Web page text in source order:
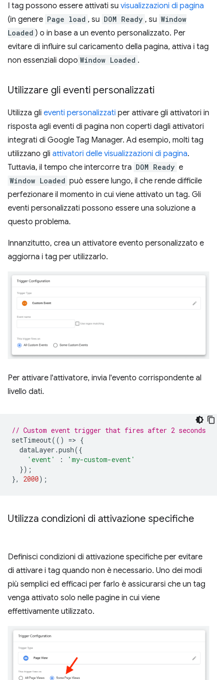
I tag possono essere attivati su visualizzazioni di pagina
(in genere Page load , su DOM Ready , su Window
Loaded ) o in base a un evento personalizzato. Per
evitare di influire sul caricamento della pagina, attiva i tag
non essenziali dopo Window Loaded .
Utilizzare gli eventi personalizzati
Utilizza gli eventi personalizzati per attivare gli attivatori in
risposta agli eventi di pagina non coperti dagli attivatori
integrati di Google Tag Manager. Ad esempio, molti tag
utilizzano gli attivatori delle visualizzazioni di pagina.
Tuttavia, il tempo che intercorre tra DOM Ready e
Window Loaded può essere lungo, il che rende difficile
perfezionare il momento in cui viene attivato un tag. Gli
eventi personalizzati possono essere una soluzione a
questo problema.
Innanzitutto, crea un attivatore evento personalizzato e
aggiorna i tag per utilizzarlo.
Per attivare l'attivatore, invia l'evento corrispondente al
livello dati.
// Custom event trigger that fires after 2 seconds
setTimeout(() => {
dataLayer .push({
'event'
:
'my-custom-event'
});
},
2000);
Utilizza condizioni di attivazione specifiche
Definisci condizioni di attivazione specifiche per evitare
di attivare i tag quando non è necessario. Uno dei modi
più semplici ed efficaci per farlo è assicurarsi che un tag
venga attivato solo nelle pagine in cui viene
effettivamente utilizzato.